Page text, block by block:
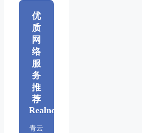
优
质
网
络
服
务
推
荐
Realnode
青云